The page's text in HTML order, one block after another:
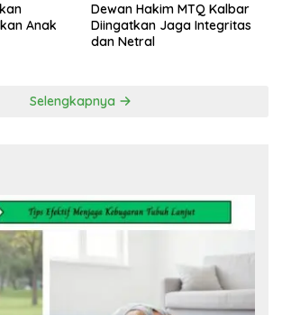
Anak
Dewan Hakim MTQ Kalbar
Diingatkan Jaga Integritas
dan Netral
Selengkapnya